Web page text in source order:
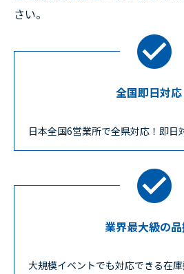
さい。
全国即日対応
日本全国6営業所で全県対応！即日
業界最大級の
大規模イベントでも対応できる在庫